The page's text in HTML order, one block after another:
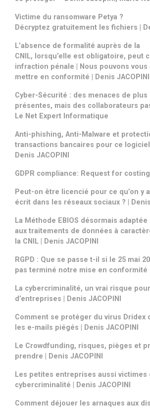
Victime du ransomware Petya ?
Décryptez gratuitement les fichiers |
L’absence de formalité auprès de la
CNIL, lorsqu’elle est obligatoire, peut
infraction pénale | Nous pouvons vous
mettre en conformité | Denis JACOPINI
Cyber-Sécurité : des menaces de plus
présentes, mais des collaborateurs
Le Net Expert Informatique
Anti-phishing, Anti-Malware et
transactions bancaires pour ce logiciel
Denis JACOPINI
GDPR compliance: Request for
Peut-on être licencié pour ce qu’on y a
écrit dans les réseaux sociaux ? | Denis
La Méthode EBIOS désormais adaptée
aux traitements de données à
la CNIL | Denis JACOPINI
RGPD : Que se passe t-il si le 25 mai
pas terminé notre mise en conformité
La cybercriminalité, un vrai risque
d’entreprises | Denis JACOPINI
Comment se protéger du virus Dridex
les e-mails piégés | Denis JACOPINI
Le Crowdfunding, risques, pièges et
prendre | Denis JACOPINI
Les petites entreprises aussi victimes
cybercriminalité | Denis JACOPINI
Comment déjouer les arnaques aux